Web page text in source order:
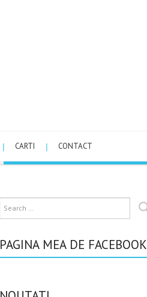
CARTI CONTACT
PAGINA MEA DE FACEBOOK